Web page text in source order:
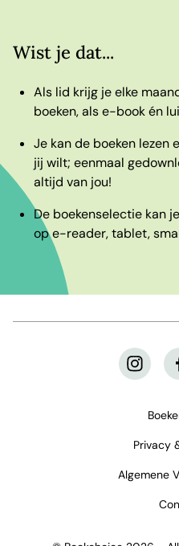
Wist je dat...
Als lid krijg je elke
boeken, als e-book én
Je kan de boeken lezen
jij wilt; eenmaal
altijd van jou!
De boekenselectie kan
op e-reader, tablet,
Privacy
Algemene